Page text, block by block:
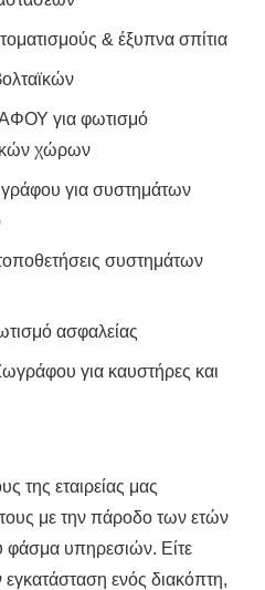
& έξυπνα σπίτια
για φωτισμό
χώρων
για συστημάτων
συστημάτων
ασφαλείας
για καυστήρες και
της εταιρείας μας
τους με την πάροδο των ετών
φάσμα υπηρεσιών. Είτε
εγκατάσταση ενός διακόπτη,